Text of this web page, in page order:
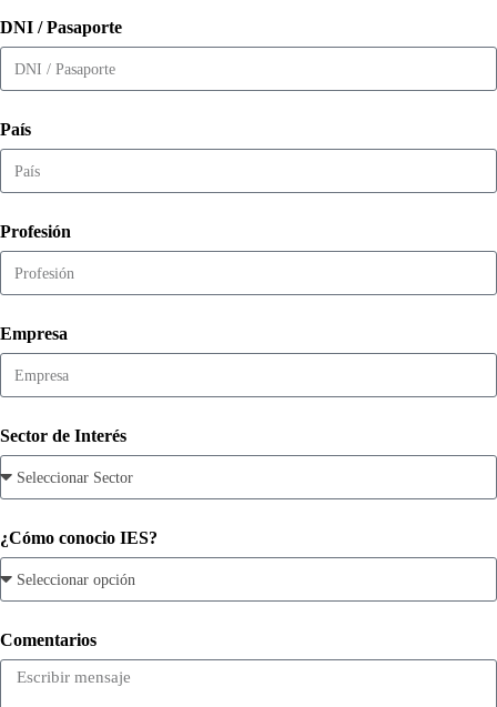
DNI / Pasaporte
País
Profesión
Empresa
Sector de Interés
¿Cómo conocio IES?
Comentarios